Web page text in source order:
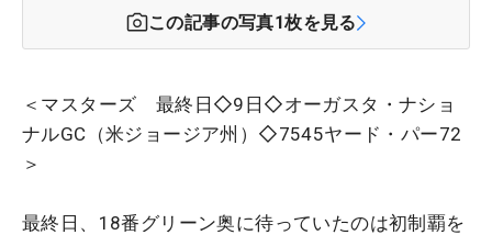
この記事の写真1枚を見る
＜マスターズ 最終日◇9日◇オーガスタ・ナショ
ナルGC（米ジョージア州）◇7545ヤード・パー72
＞
最終日、18番グリーン奥に待っていたのは初制覇を